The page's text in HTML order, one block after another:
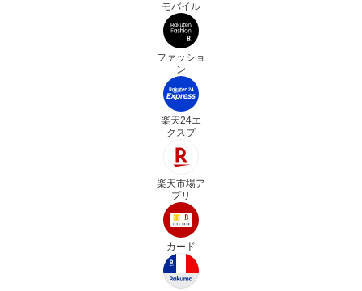
モバイル
ファッショ
ン
楽天24エ
クスプ
楽天市場ア
プリ
カード